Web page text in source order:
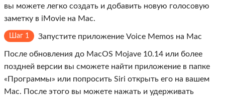
вы можете легко создать и добавить новую голосовую
заметку в iMovie на Mac.
Шаг 1 Запустите приложение Voice Memos на Mac
После обновления до MacOS Mojave 10.14 или более
поздней версии вы сможете найти приложение в папке
«Программы» или попросить Siri открыть его на вашем
Mac. После этого вы можете нажать и удерживать